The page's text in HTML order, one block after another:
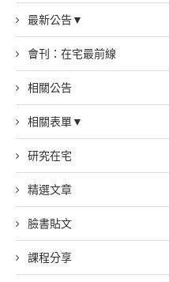
最新公告▼
會刊：在宅最前線
相關公告
相關表單▼
研究在宅
精選文章
臉書貼文
課程分享